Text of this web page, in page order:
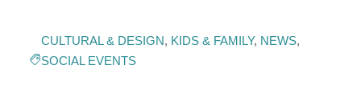
CULTURAL & DESIGN, KIDS & FAMILY, NEWS,
SOCIAL EVENTS